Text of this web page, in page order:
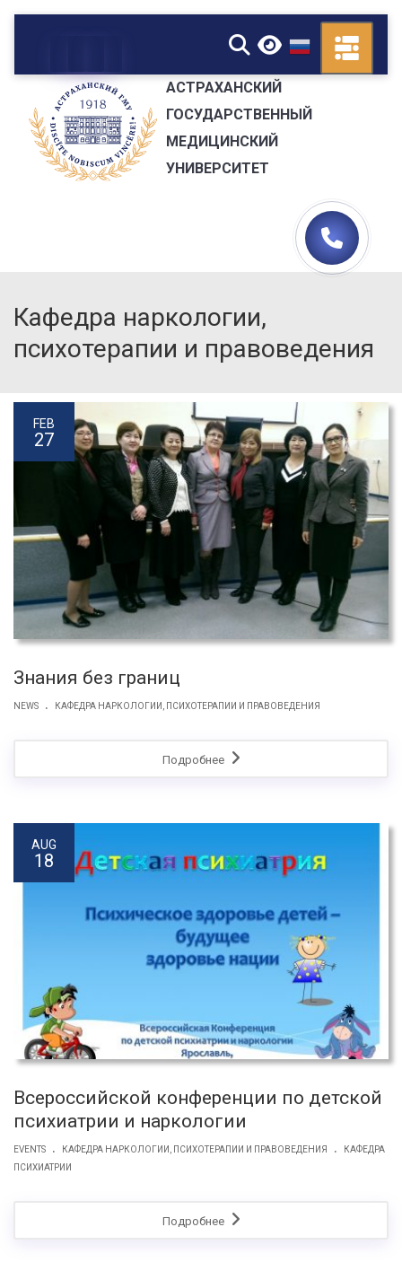
▼
АСТРАХАНСКИЙ
ГОСУДАРСТВЕННЫЙ
МЕДИЦИНСКИЙ
УНИВЕРСИТЕТ
Кафедра наркологии,
психотерапии и правоведения
FEB
27
Знания без границ
NEWS . КАФЕДРА НАРКОЛОГИИ, ПСИХОТЕРАПИИ И ПРАВОВЕДЕНИЯ
Подробнее
AUG
18
Всероссийской конференции по детской
психиатрии и наркологии
EVENTS . КАФЕДРА НАРКОЛОГИИ, ПСИХОТЕРАПИИ И ПРАВОВЕДЕНИЯ .
КАФЕДРА
ПСИХИАТРИИ
Подробнее